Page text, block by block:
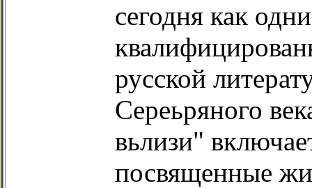
сегодня как
русской
Сереьряного
вьлизи"
посвященные